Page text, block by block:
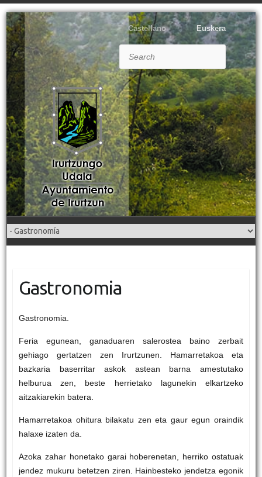
Castellano Euskera
Gastronomia
Gastronomia.
Feria egunean, ganaduaren salerostea baino zerbait
gehiago gertatzen zen Irurtzunen. Hamarretakoa eta
bazkaria baserritar askok astean barna amestutako
helburua zen, beste herrietako lagunekin elkartzeko
aitzakiarekin batera.
Hamarretakoa ohitura bilakatu zen eta gaur egun oraindik
halaxe izaten da.
Azoka zahar honetako garai hoberenetan, herriko ostatuak
jendez mukuru betetzen ziren. Hainbesteko jendetza egonik